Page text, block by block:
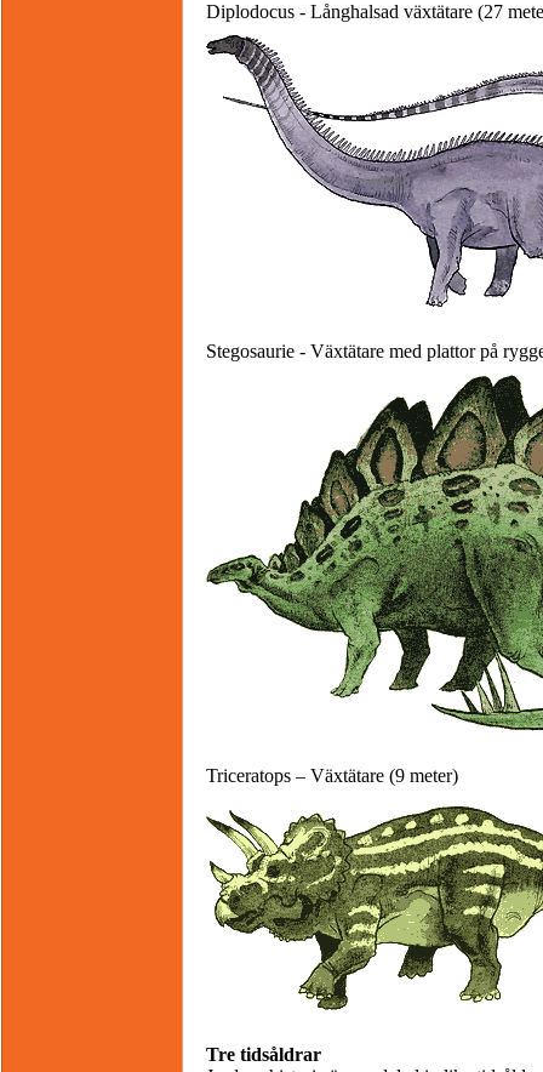
Diplodocus - Långhalsad växtätare (27
Stegosaurie - Växtätare med plattor på
Triceratops – Växtätare (9 meter)
Tre tidsåldrar